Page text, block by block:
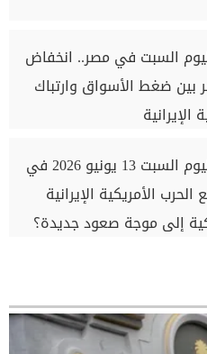
السبت في مصر.. انخفاض
بين ضغط الأسواق وارتباك
الإيرانية
سعر الدولار اليوم السبت 13 يونيو 2026 في
الأمريكية الإيرانية
إلى موجة صعود جديدة؟